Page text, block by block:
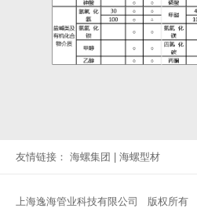
友情链接： 海螺集团 | 海螺型材
上海逸海管业科技有限公司 版权所有